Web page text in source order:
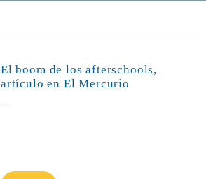
El boom de los afterschools,
artículo en El Mercurio